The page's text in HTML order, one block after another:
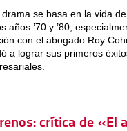
drama se basa en la vida
años ’70 y ’80,
con el abogado Roy
a lograr sus primeros
crítica de «El